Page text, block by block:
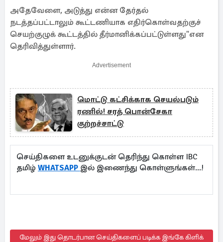
அதேவேளை, அடுத்து என்ன தேர்தல்
நடத்தப்பட்டாலும் கூட்டணியாக எதிர்கொள்வதற்குச்
செயற்குழுக் கூட்டத்தில் தீர்மானிக்கப்பட்டுள்ளது"என
தெரிவித்துள்ளார்.
Advertisement
மொட்டு கட்சிக்காக செயல்படும்
ரணில்! சரத் பொன்சேகா
குற்றச்சாட்டு
செய்திகளை உடனுக்குடன் தெரிந்து கொள்ள IBC
தமிழ் WHATSAPP இல் இணைந்து கொள்ளுங்கள்...!
மேலும் இது தொடர்பான செய்திகளைப் படிக்க இங்கே கிளிக்